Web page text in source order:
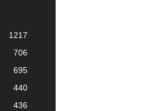
1217
706
695
440
436